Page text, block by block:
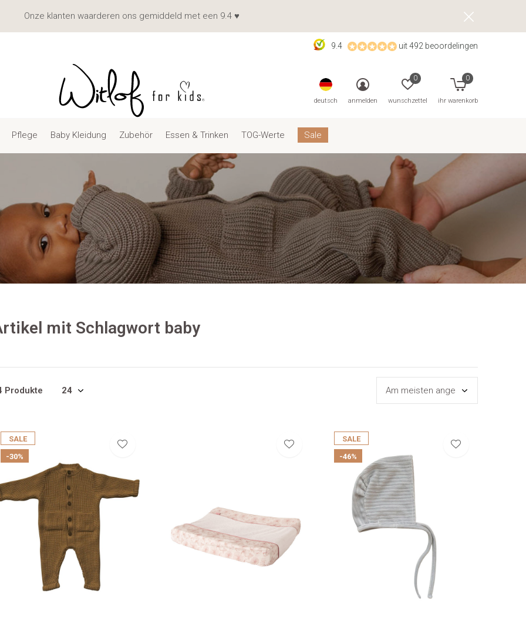
Pflege Baby Kleidung Zubehör Essen & Trinken TOG-Werte Sale
deutsch anmelden wunschzettel
0
ihr warenkorb
0
9.4 uit 492 beoordelingen
Onze klanten waarderen ons gemiddeld met een 9.4 ♥
mit Schlagwort baby
Produkte
SALE
-30%
SALE
-46%